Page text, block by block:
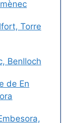
Torre
Benlloch
de En